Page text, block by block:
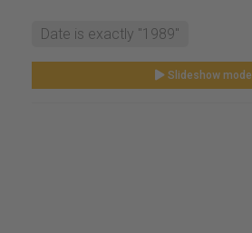
Date is exactly "1989"
Slideshow mode